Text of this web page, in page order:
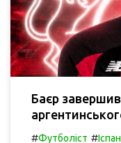
Баєр
#Футболіст #